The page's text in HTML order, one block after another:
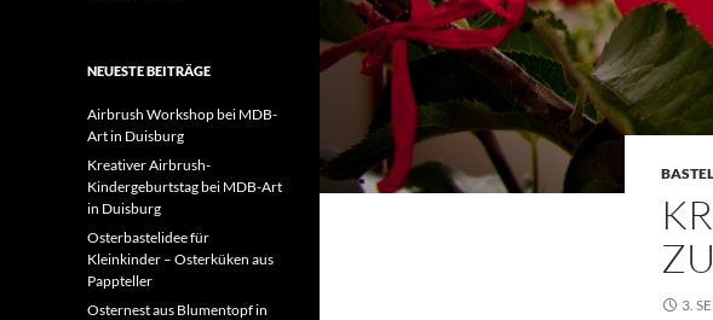
3.
NEUESTE BEITRÄGE
Airbrush Workshop bei MDB-
Art in Duisburg
Kreativer Airbrush-
Kindergeburtstag bei MDB-Art
in Duisburg
Osterbastelidee für
Kleinkinder – Osterküken aus
Pappteller
Osternest aus Blumentopf in